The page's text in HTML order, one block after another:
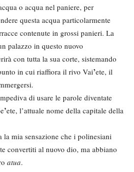
o acqua nel paniere, per
questa acqua particolarmente
contenute in grossi panieri. La
palazzo in questo nuovo
con tutta la sua corte, sistemando
in cui riaffiora il rivo Vai’ete, il
di usare le parole diventate
’ete, l’attuale nome della capitale della
la mia sensazione che i polinesiani
convertiti al nuovo dio, ma abbiano
atua.